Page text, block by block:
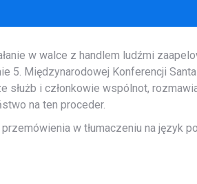
w walce z handlem ludźmi
5. Międzynarodowej Konferencji
służb i członkowie wspólnot,
na ten proceder.
w tłumaczeniu na język